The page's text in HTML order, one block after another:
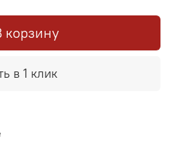
корзину
в 1 клик